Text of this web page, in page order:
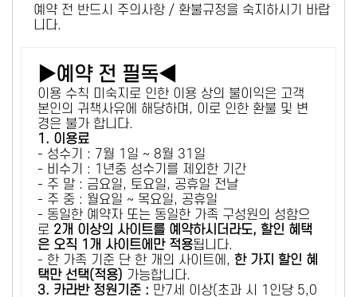
예약 전 반드시 주의사항 / 환불규정을 숙지하시기 바랍
니다.
▶예약 전 필독◀
이용 수칙 미숙지로 인한 이용 상의 불이익은 고객
본인의 귀책사유에 해당하며, 이로 인한 환불 및 변
경은 불가 합니다.
1. 이용료
- 성수기 : 7월 1일 ~ 8월 31일
- 비수기 : 1년중 성수기를 제외한 기간
- 주 말 : 금요일, 토요일, 공휴일 전날
- 주 중 : 월요일 ~ 목요일, 공휴일
- 동일한 예약자 또는 동일한 가족 구성원의 성함으
로 2개 이상의 사이트를 예약하시더라도, 할인 혜택
은 오직 1개 사이트에만 적용됩니다.
- 한 가족 기준 단 한 개의 사이트에, 한 가지 할인 혜
택만 선택(적용) 가능합니다.
3. 카라반 정원기준 : 만7세 이상(초과 시 1인당 5,0